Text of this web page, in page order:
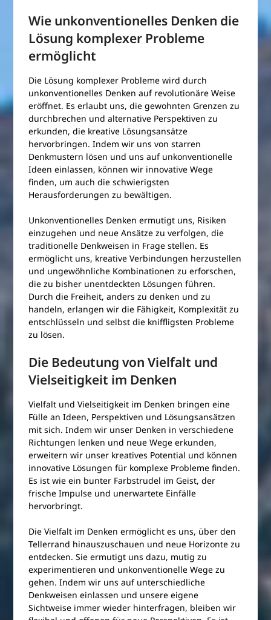
Wie unkonventionelles Denken die
Lösung komplexer Probleme
ermöglicht
Die Lösung komplexer Probleme wird durch
unkonventionelles Denken auf revolutionäre Weise
eröffnet. Es erlaubt uns, die gewohnten Grenzen zu
durchbrechen und alternative Perspektiven zu
erkunden, die kreative Lösungsansätze
hervorbringen. Indem wir uns von starren
Denkmustern lösen und uns auf unkonventionelle
Ideen einlassen, können wir innovative Wege
finden, um auch die schwierigsten
Herausforderungen zu bewältigen.
Unkonventionelles Denken ermutigt uns, Risiken
einzugehen und neue Ansätze zu verfolgen, die
traditionelle Denkweisen in Frage stellen. Es
ermöglicht uns, kreative Verbindungen herzustellen
und ungewöhnliche Kombinationen zu erforschen,
die zu bisher unentdeckten Lösungen führen.
Durch die Freiheit, anders zu denken und zu
handeln, erlangen wir die Fähigkeit, Komplexität zu
entschlüsseln und selbst die kniffligsten Probleme
zu lösen.
Die Bedeutung von Vielfalt und
Vielseitigkeit im Denken
Vielfalt und Vielseitigkeit im Denken bringen eine
Fülle an Ideen, Perspektiven und Lösungsansätzen
mit sich. Indem wir unser Denken in verschiedene
Richtungen lenken und neue Wege erkunden,
erweitern wir unser kreatives Potential und können
innovative Lösungen für komplexe Probleme finden.
Es ist wie ein bunter Farbstrudel im Geist, der
frische Impulse und unerwartete Einfälle
hervorbringt.
Die Vielfalt im Denken ermöglicht es uns, über den
Tellerrand hinauszuschauen und neue Horizonte zu
entdecken. Sie ermutigt uns dazu, mutig zu
experimentieren und unkonventionelle Wege zu
gehen. Indem wir uns auf unterschiedliche
Denkweisen einlassen und unsere eigene
Sichtweise immer wieder hinterfragen, bleiben wir